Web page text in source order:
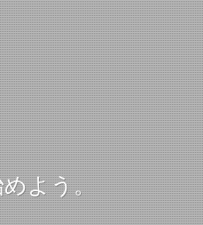
よう。